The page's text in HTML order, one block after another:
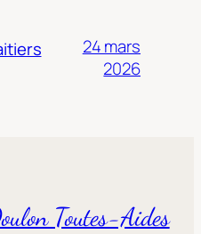
24 mars
2026
Toutes-Aides